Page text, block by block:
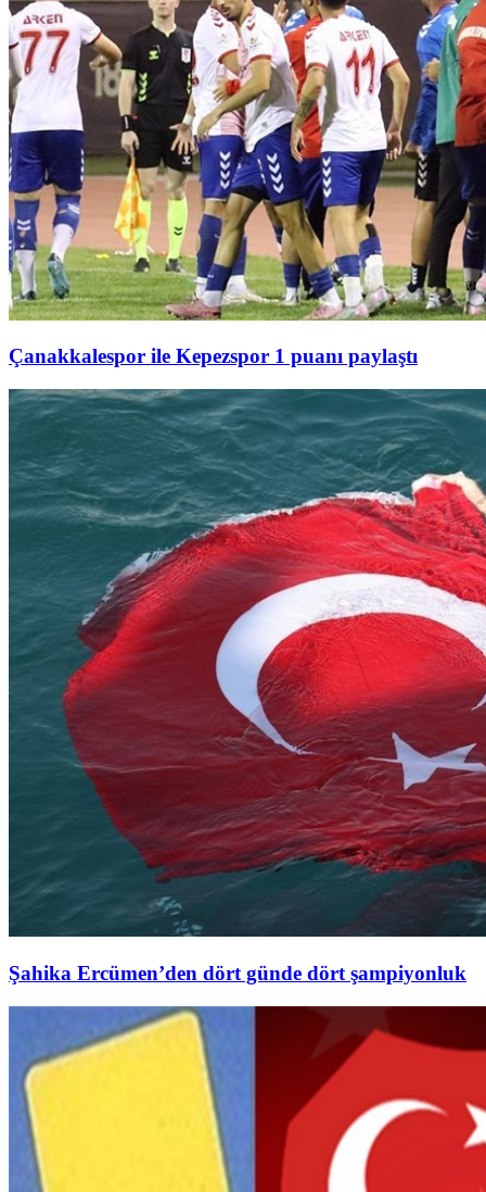
Çanakkalespor ile Kepezspor 1 puanı paylaştı
Şahika Ercümen’den dört günde dört şampiyonluk